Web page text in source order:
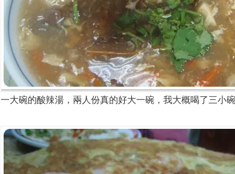
一大碗的酸辣湯，兩人份真的好大一碗，我大概喝了三小